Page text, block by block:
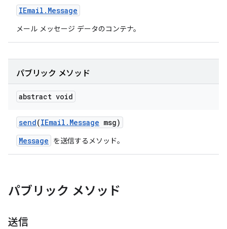
IEmail . Message
メール メッセージ データのコンテナ。
パブリック メソッド
abstract void
send(IEmail . Message msg)
Message
を送信するメソッド。
パブリック メソッド
送信